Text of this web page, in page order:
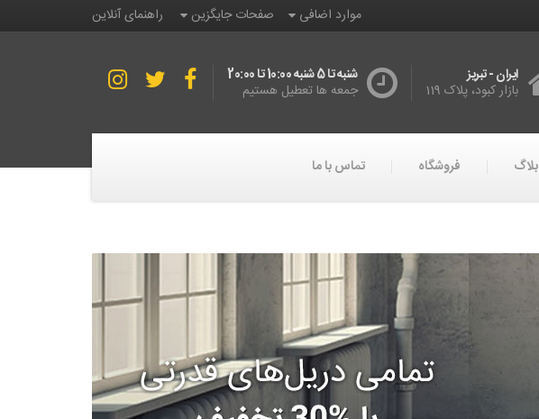
موارد اضافی صفحات جایگزین راهنمای آنلاین
ایران - تبریز
بازار کبود، پلاک 119
شنبه تا 5 شنبه 10:00 تا 20:00
جمعه ها تعطیل هستیم
بلاگ فروشگاه تماس با ما